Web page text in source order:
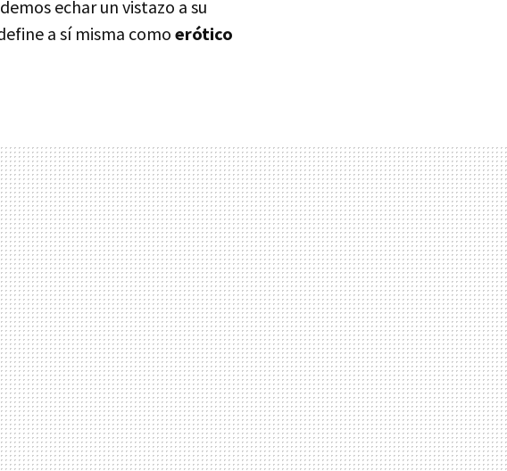
echar un vistazo a su
a sí misma como erótico